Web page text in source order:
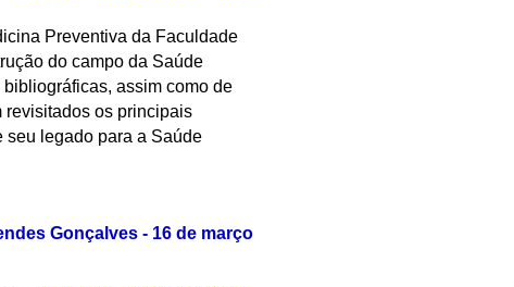
Preventiva da Faculdade
do campo da Saúde
assim como de
revisitados os principais
seu legado para a Saúde
Gonçalves - 16 de março